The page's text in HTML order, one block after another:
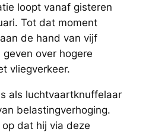
loopt vanaf gisteren
Tot dat moment
de hand van vijf
over hogere
vliegverkeer.
als luchtvaartknuffelaar
belastingverhoging.
dat hij via deze